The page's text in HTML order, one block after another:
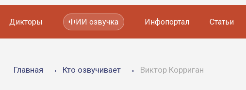
Мультфильмов
Дикторы ИИ озвучка Инфопортал Статьи
Главная Кто озвучивает Виктор Корриган